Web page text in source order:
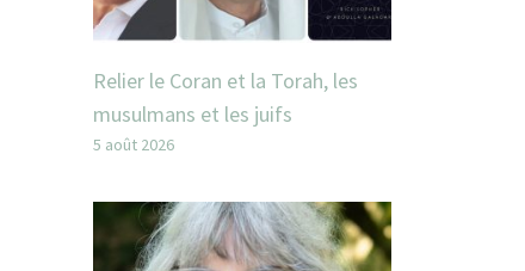
Relier le Coran et la Torah, les
musulmans et les juifs
5 août 2026